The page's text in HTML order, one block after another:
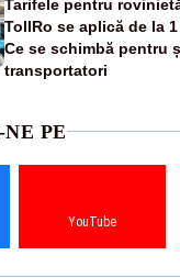
Tarifele pentru
TollRo se aplică de la
Ce se schimbă pentru
transportatori
PE
YouTube